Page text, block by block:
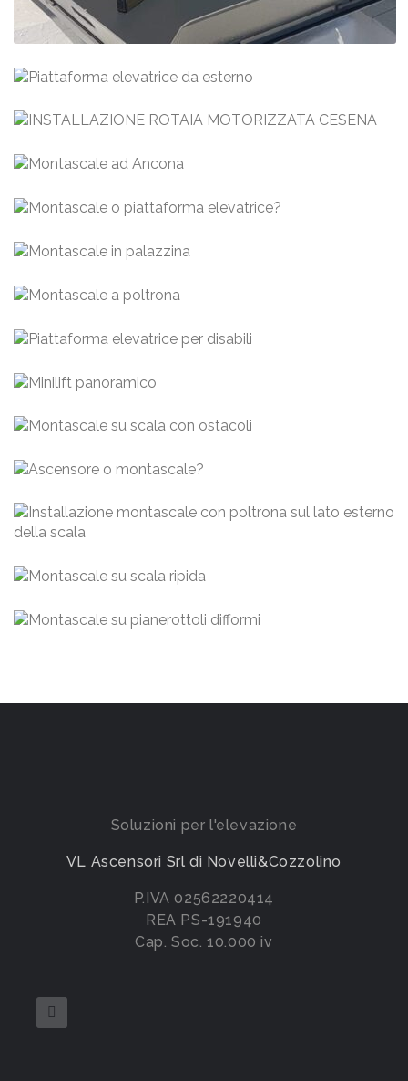
Soluzioni per l'elevazione
VL Ascensori Srl di Novelli&Cozzolino
P.IVA 02562220414
REA PS-191940
Cap. Soc. 10.000 iv